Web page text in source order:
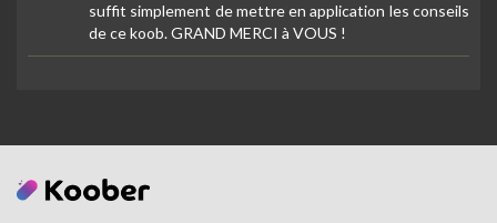
suffit simplement de mettre en application les conseils
de ce koob. GRAND MERCI à VOUS !